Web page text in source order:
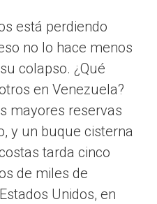
está perdiendo
no lo hace menos
colapso. ¿Qué
en Venezuela?
mayores reservas
y un buque cisterna
tarda cinco
de miles de
Unidos, en